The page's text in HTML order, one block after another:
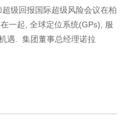
级回报国际超级风险会议在柏
一起, 全球定位系统(GPs), 服
遇. 集团董事总经理诺拉